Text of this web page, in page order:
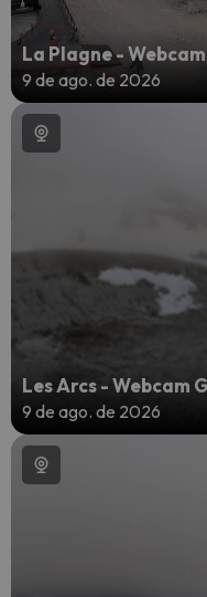
La Plagne -
9 de ago. de 2026
Les Arcs - Webcam
9 de ago. de 2026